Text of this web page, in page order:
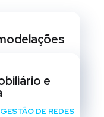
e
GESTÃO DE REDES